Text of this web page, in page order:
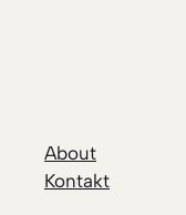
About
Kontakt